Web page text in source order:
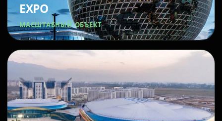
EXPO
МАСШТАБНЫЙ ОБЪЕКТ